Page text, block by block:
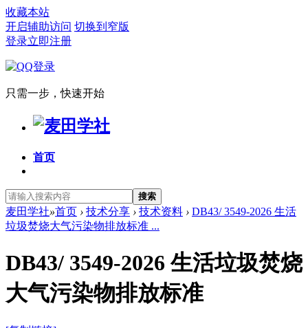
收藏本站
开启辅助访问 切换到窄版
登录立即注册
只需一步，快速开始
首页
搜索
麦田学社»首页 › 技术分享 › 技术资料 › DB43/ 3549-2026 生活
垃圾焚烧大气污染物排放标准 ...
DB43/ 3549-2026 生活垃圾焚烧
大气污染物排放标准